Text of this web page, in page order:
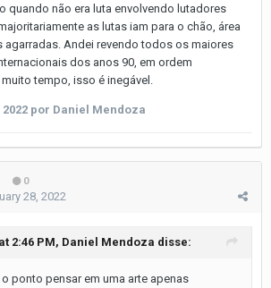
quando não era luta envolvendo lutadores
as lutas iam para o chão, área
Andei revendo todos os maiores
dos anos 90, em ordem
tempo, isso é inegável.
por Daniel Mendoza
0
28, 2022
2:46 PM, Daniel Mendoza disse:
ponto pensar em uma arte apenas